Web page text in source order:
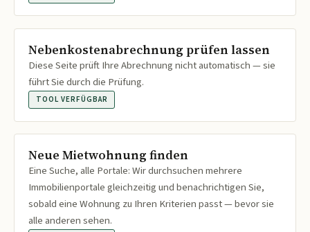
Nebenkostenabrechnung prüfen lassen
Diese Seite prüft Ihre Abrechnung nicht automatisch — sie
führt Sie durch die Prüfung.
TOOL VERFÜGBAR
Neue Mietwohnung finden
Eine Suche, alle Portale: Wir durchsuchen mehrere
Immobilienportale gleichzeitig und benachrichtigen Sie,
sobald eine Wohnung zu Ihren Kriterien passt — bevor sie
alle anderen sehen.